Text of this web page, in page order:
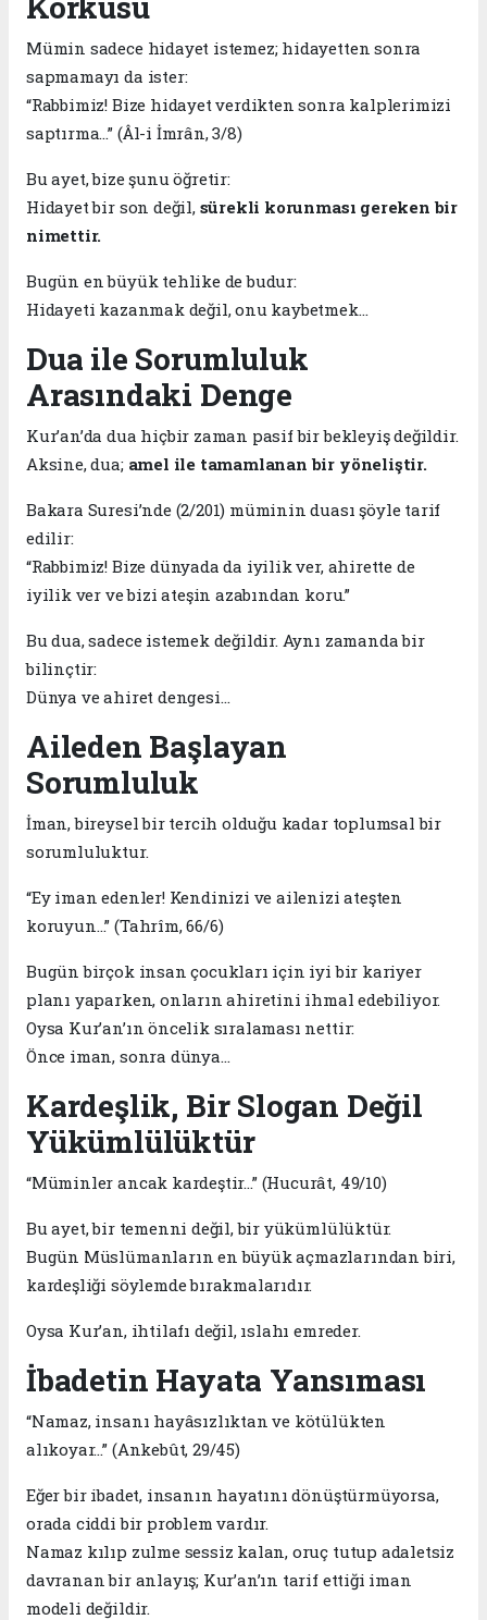
Mümin sadece hidayet istemez; hidayetten sonra
sapmamayı da ister:
“Rabbimiz! Bize hidayet verdikten sonra kalplerimizi
saptırma…” (Âl-i İmrân, 3/8)
Bu ayet, bize şunu öğretir:
Hidayet bir son değil, sürekli korunması gereken bir
nimettir.
Bugün en büyük tehlike de budur:
Hidayeti kazanmak değil, onu kaybetmek…
Dua ile Sorumluluk
Arasındaki Denge
Kur’an’da dua hiçbir zaman pasif bir bekleyiş değildir.
Aksine, dua; amel ile tamamlanan bir yöneliştir.
Bakara Suresi’nde (2/201) müminin duası şöyle tarif
edilir:
“Rabbimiz! Bize dünyada da iyilik ver, ahirette de
iyilik ver ve bizi ateşin azabından koru.”
Bu dua, sadece istemek değildir. Aynı zamanda bir
bilinçtir:
Dünya ve ahiret dengesi…
Aileden Başlayan
Sorumluluk
İman, bireysel bir tercih olduğu kadar toplumsal bir
sorumluluktur.
“Ey iman edenler! Kendinizi ve ailenizi ateşten
koruyun…” (Tahrîm, 66/6)
Bugün birçok insan çocukları için iyi bir kariyer
planı yaparken, onların ahiretini ihmal edebiliyor.
Oysa Kur’an’ın öncelik sıralaması nettir:
Önce iman, sonra dünya…
Kardeşlik, Bir Slogan Değil
Yükümlülüktür
“Müminler ancak kardeştir…” (Hucurât, 49/10)
Bu ayet, bir temenni değil, bir yükümlülüktür.
Bugün Müslümanların en büyük açmazlarından biri,
kardeşliği söylemde bırakmalarıdır.
Oysa Kur’an, ihtilafı değil, ıslahı emreder.
İbadetin Hayata Yansıması
“Namaz, insanı hayâsızlıktan ve kötülükten
alıkoyar…” (Ankebût, 29/45)
Eğer bir ibadet, insanın hayatını dönüştürmüyorsa,
orada ciddi bir problem vardır.
Namaz kılıp zulme sessiz kalan, oruç tutup adaletsiz
davranan bir anlayış; Kur’an’ın tarif ettiği iman
modeli değildir.